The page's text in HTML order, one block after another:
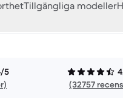
Tillgängliga modeller
5
(32757